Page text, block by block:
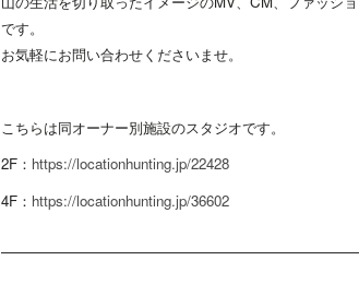
です。
お気軽にお問い合わせくださいませ。
こちらは同オーナー別施設のスタジオです。
2F： https://locationhunting.jp/22428
4F： https://locationhunting.jp/36602